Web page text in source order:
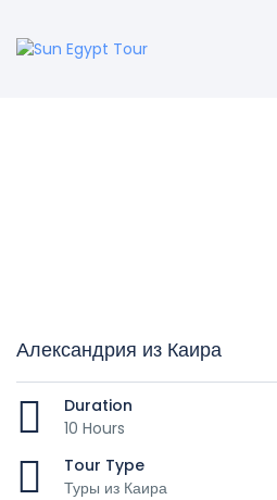
Александрия из Каира
Duration
10 Hours
Tour Type
Туры из Каира